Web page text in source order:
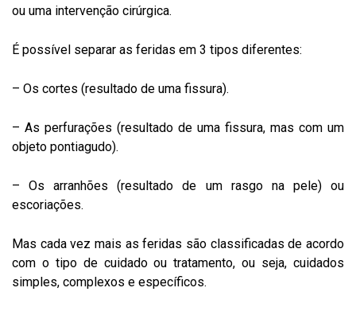
ou uma intervenção cirúrgica.
É possível separar as feridas em 3 tipos diferentes:
– Os cortes (resultado de uma fissura).
– As perfurações (resultado de uma fissura, mas com um
objeto pontiagudo).
– Os arranhões (resultado de um rasgo na pele) ou
escoriações.
Mas cada vez mais as feridas são classificadas de acordo
com o tipo de cuidado ou tratamento, ou seja, cuidados
simples, complexos e específicos.